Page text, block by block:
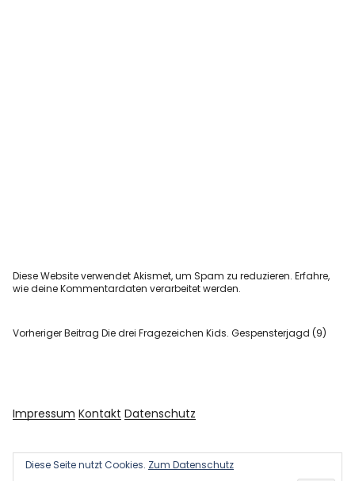
Diese Website verwendet Akismet, um Spam zu reduzieren.Erfahre,
wie deine Kommentardaten verarbeitet werden.
Vorheriger Beitrag Die drei Fragezeichen Kids. Gespensterjagd (9)
Impressum Kontakt Datenschutz
Diese Seite nutzt Cookies. Zum Datenschutz